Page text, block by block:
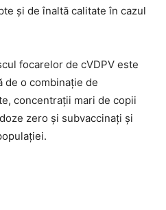
și de înaltă calitate în cazul
focarelor de cVDPV este
de o combinație de
concentrații mari de copii
zero și subvaccinați și